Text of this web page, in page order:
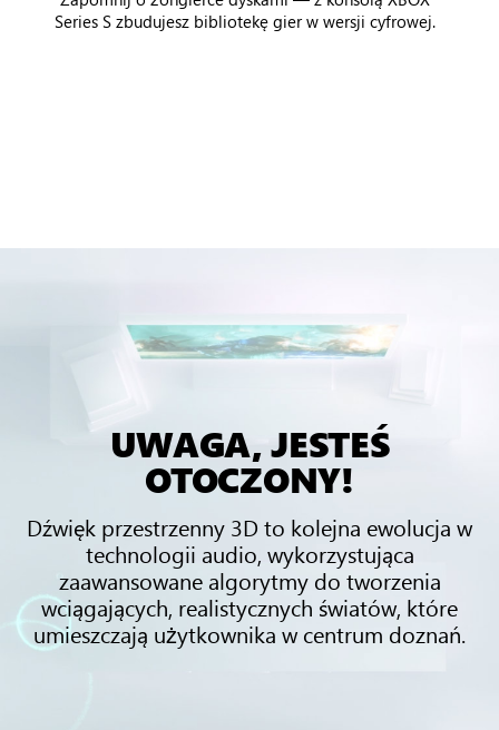
Series S zbudujesz bibliotekę gier w wersji cyfrowej.
UWAGA, JESTEŚ
OTOCZONY!
Dźwięk przestrzenny 3D to kolejna ewolucja w
technologii audio, wykorzystująca
zaawansowane algorytmy do tworzenia
wciągających, realistycznych światów, które
umieszczają użytkownika w centrum doznań.